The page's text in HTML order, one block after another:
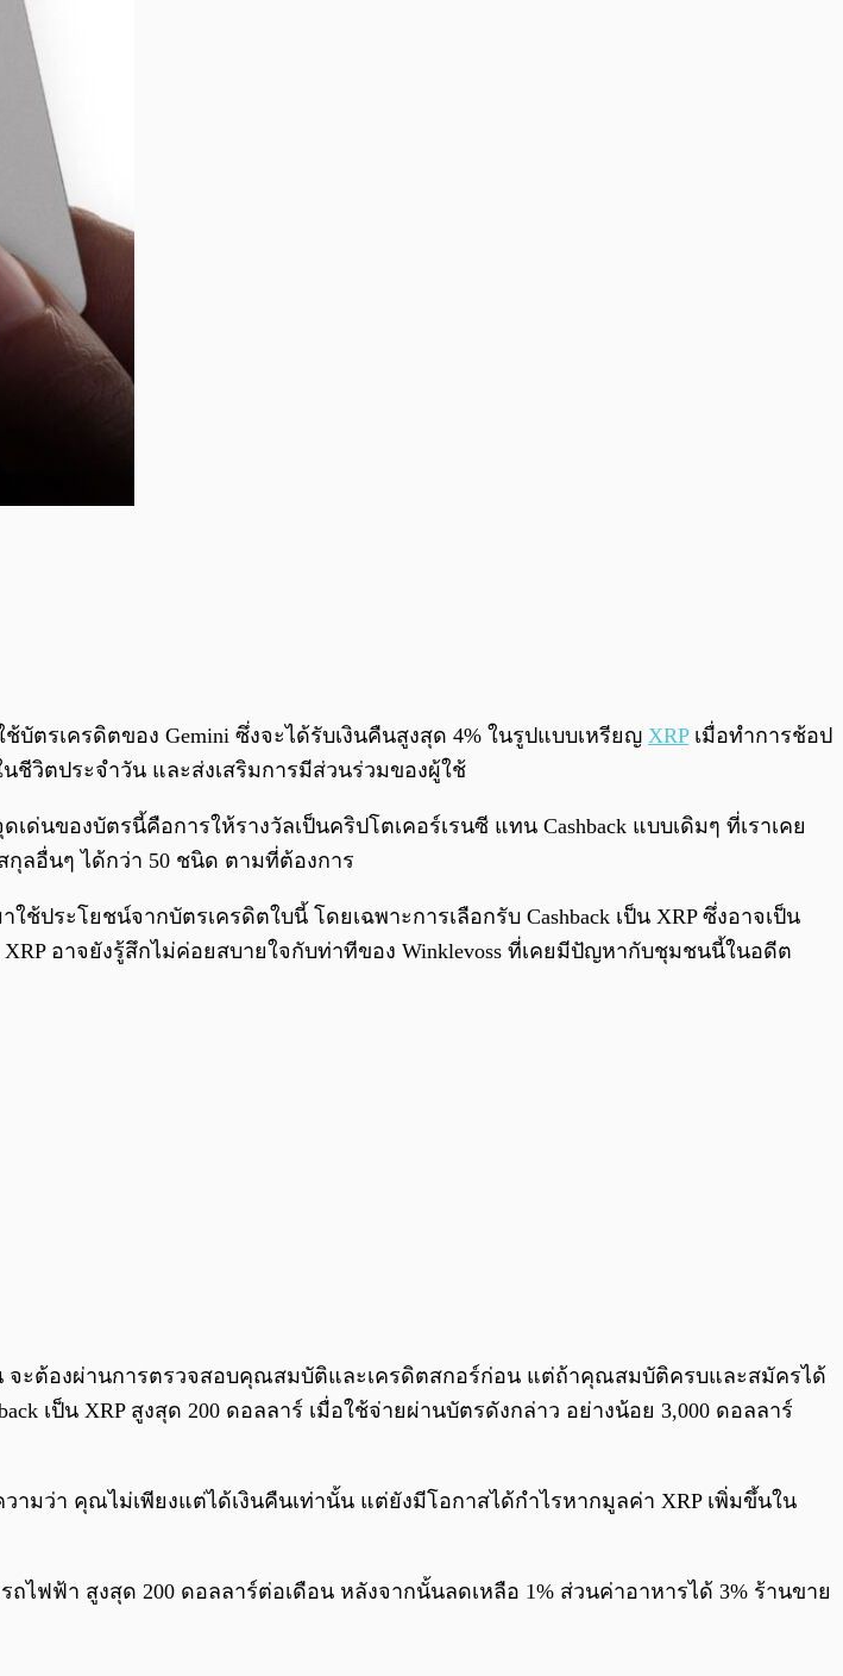
0:00 / 0:00
บัตรเครดิตของ Gemini ซึ่งจะได้รับเงินคืนสูงสุด 4% ในรูปแบบเหรียญ XRPเมื่อทำการช้อป
ชีวิตประจำวัน และส่งเสริมการมีส่วนร่วมของผู้ใช้
ด่นของบัตรนี้คือการให้รางวัลเป็นคริปโตเคอร์เรนซี แทน Cashback แบบเดิมๆ ที่เราเคย
กุลอื่นๆ ได้กว่า 50 ชนิด ตามที่ต้องการ
ใช้ประโยชน์จากบัตรเครดิตใบนี้ โดยเฉพาะการเลือกรับ Cashback เป็น XRP ซึ่งอาจเป็น
อาจยังรู้สึกไม่ค่อยสบายใจกับท่าทีของ Winklevoss ที่เคยมีปัญหากับชุมชนนี้ในอดีต
น จะต้องผ่านการตรวจสอบคุณสมบัติและเครดิตสกอร์ก่อน แต่ถ้าคุณสมบัติครบและสมัครได้
เป็น XRP สูงสุด 200 ดอลลาร์ เมื่อใช้จ่ายผ่านบัตรดังกล่าว อย่างน้อย 3,000 ดอลลาร์
มว่า คุณไม่เพียงแต่ได้เงินคืนเท่านั้น แต่ยังมีโอกาสได้กำไรหากมูลค่า XRP เพิ่มขึ้นใน
ถไฟฟ้า สูงสุด 200 ดอลลาร์ต่อเดือน หลังจากนั้นลดเหลือ 1% ส่วนค่าอาหารได้ 3% ร้านขาย